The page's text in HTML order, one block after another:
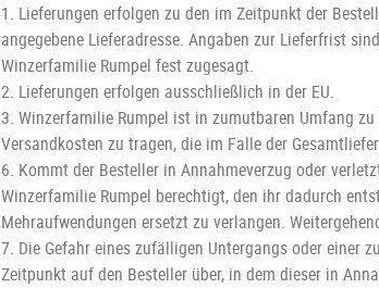
1. Lieferungen erfolgen zu den im Zeitpunkt der
angegebene Lieferadresse. Angaben zur Lieferfrist
Winzerfamilie Rumpel fest zugesagt.
2. Lieferungen erfolgen ausschließlich in der EU.
3. Winzerfamilie Rumpel ist in zumutbaren Umfang
Versandkosten zu tragen, die im Falle der
6. Kommt der Besteller in Annahmeverzug oder
Winzerfamilie Rumpel berechtigt, den ihr dadurch
Mehraufwendungen ersetzt zu verlangen.
7. Die Gefahr eines zufälligen Untergangs oder einer
Zeitpunkt auf den Besteller über, in dem dieser in